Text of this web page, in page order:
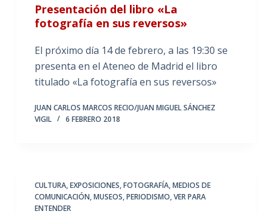
Presentación del libro «La
fotografía en sus reversos»
El próximo día 14 de febrero, a las 19:30 se
presenta en el Ateneo de Madrid el libro
titulado «La fotografía en sus reversos»
JUAN CARLOS MARCOS RECIO/JUAN MIGUEL SÁNCHEZ
VIGIL
6 FEBRERO 2018
CULTURA,EXPOSICIONES,FOTOGRAFÍA,MEDIOS DE
COMUNICACIÓN,MUSEOS,PERIODISMO,VER PARA
ENTENDER